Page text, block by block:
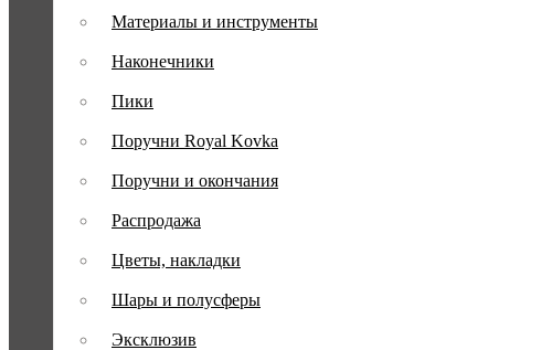
Материалы и инструменты
Наконечники
Пики
Поручни Royal Kovka
Поручни и окончания
Распродажа
Цветы, накладки
Шары и полусферы
Эксклюзив